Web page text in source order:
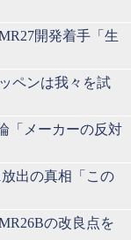
開発着手「生
ペンは我々を試
「メーカーの反対
出の真相「この
の改良点を